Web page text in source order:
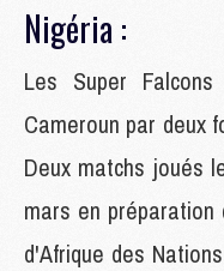
Nigéria :
Les Super
Cameroun par deux
Deux matchs joués
mars en
d'Afrique des